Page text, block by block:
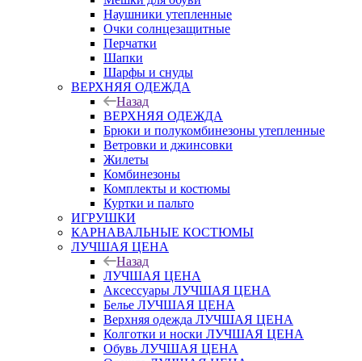
Наушники утепленные
Очки солнцезащитные
Перчатки
Шапки
Шарфы и снуды
ВЕРХНЯЯ ОДЕЖДА
Назад
ВЕРХНЯЯ ОДЕЖДА
Брюки и полукомбинезоны утепленные
Ветровки и джинсовки
Жилеты
Комбинезоны
Комплекты и костюмы
Куртки и пальто
ИГРУШКИ
КАРНАВАЛЬНЫЕ КОСТЮМЫ
ЛУЧШАЯ ЦЕНА
Назад
ЛУЧШАЯ ЦЕНА
Аксессуары ЛУЧШАЯ ЦЕНА
Белье ЛУЧШАЯ ЦЕНА
Верхняя одежда ЛУЧШАЯ ЦЕНА
Колготки и носки ЛУЧШАЯ ЦЕНА
Обувь ЛУЧШАЯ ЦЕНА